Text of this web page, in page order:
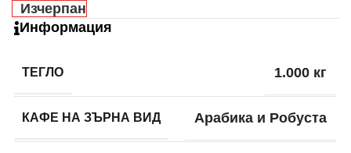
Изчерпан
Информация
ТЕГЛО 1.000 кг
КАФЕ НА ЗЪРНА ВИД Арабика и Робуста